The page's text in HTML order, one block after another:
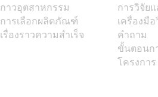
กาวอุตสาหกรรม
การเลือกผลิตภัณฑ์
เรื่องราวความสำเร็จ
การวิจัย
เครื่องมื
คำถาม
ขั้นตอนก
โครงการ